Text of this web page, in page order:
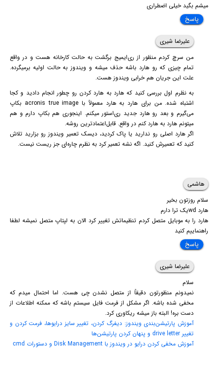
میشم بگید خیلی اضطراری
پاسخ
علیرضا شیری
من سرچ کردم منظور از ری‌ایمیج برگشت به حالت کارخانه هست و در واقع
تمام چیزی که رو هارد باشه حذف میشه و ویندوز به حالت اولیه برمیگرده.
علت این جریان هم خرابی ویندوز هست.
به نظرم اول بررسی کنید که هارد به هارد کردن رو چطور انجام دادید و کجا
اشتباه شده. من برای هارد به هارد معمولاً با acronis true image بکاپ
می‌گیرم و بعد رو هارد جدید ری‌استور میکنم. اینجوری هم بکاپ دارم و هم
میتونم هارد به هارد کنم در واقع. قابل‌اعتماد‌ترین روشه.
اگر هارد اصلی رو ندارید یا پاک کردید، دیسک تعمیر ویندوز رو بزارید تلاش
کنید که تعمیرش کنید. اگه نشه تعمیر کرد به نظرم چاره‌ای جز ریست نیست.
هاشمی
سلام روزتون بخیر
هارد wdیک ترا دارم
هارد را به موبایل متصل کردم تنظیماتش تغییر کرد الان به لپتاپ متصل نمیشه لطفا
راهنماییم کنید
پاسخ
علیرضا شیری
سلام
نمیدونم منظورتون دقیقاً از متصل نشدن چی هست. اما احتمال میدم که
مخفی شده باشه. اگر مشکل از فرمت فایل سیستم باشه که ممکنه اطلاعات از
دست بره! البته باز میشه ریکاوری کرد.
آموزش پارتیشن‌بندی ویندوز: دیفرگ کردن، تغییر سایز درایوها، فرمت کردن و
تغییر drive letter و پنهان کردن پارتیشن‌ها
آموزش مخفی کردن درایو در ویندوز با Disk Management و دستورات cmd